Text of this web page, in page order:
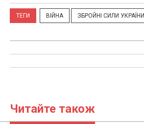
ТЕГИ ВІЙНА ЗБРОЙНІ СИЛИ УКРАЇНИ
Читайте також